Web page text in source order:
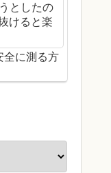
としたの
けると楽
全に測る方